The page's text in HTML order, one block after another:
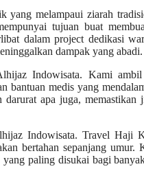
yang melampaui ziarah
tujuan buat
dalam project dedikasi
dampak yang abadi.
Indowisata. Kami ambil
medis yang
apa juga,
Indowisata. Travel Haji
bertahan sepanjang
paling disukai bagi